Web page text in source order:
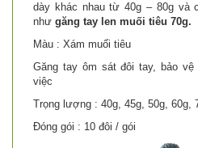
dày khác nhau từ 40g – 80g và
như găng tay len muối tiêu 70g.
Màu : Xám muối tiêu
Găng tay ôm sát đôi tay, bảo
việc
Trọng lượng : 40g, 45g, 50g, 60g,
Đóng gói : 10 đôi / gói